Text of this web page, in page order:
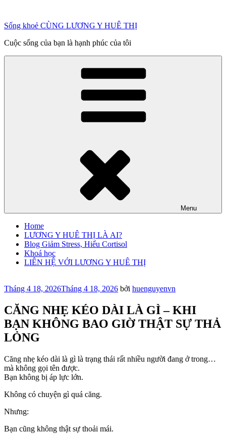
phần
dung
Sống khoẻ CÙNG LƯƠNG Y HUÊ THỊ
Cuộc sống của bạn là hạnh phúc của tôi
Menu
Home
LƯƠNG Y HUÊ THỊ LÀ AI?
Blog Giảm Stress, Hiểu Cortisol
Khoá học
LIÊN HỆ VỚI LƯƠNG Y HUÊ THỊ
Đăng
Tháng 4 18, 2026Tháng 4 18, 2026 bởi huenguyenvn
CĂNG NHẸ KÉO DÀI LÀ GÌ – KHI
BẠN KHÔNG BAO GIỜ THẬT SỰ THẢ
LỎNG
Căng nhẹ kéo dài là gì là trạng thái rất nhiều người đang ở trong…
mà không gọi tên được.
Bạn không bị áp lực lớn.
Không có chuyện gì quá căng.
Nhưng:
Bạn cũng không thật sự thoải mái.